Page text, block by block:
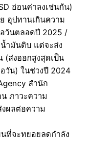
อ่อนค่าลงเช่นกัน)
อุปทานเกินความ
วันตลอดปี 2025 /
ำมันดิบ แต่จะส่ง
(ส่งออกสูงสุดเป็น
วัน) ในช่วงปี 2024
สำนัก
น ภาวะความ
งผลต่อความ
ที่จะทยอยลดกำลัง